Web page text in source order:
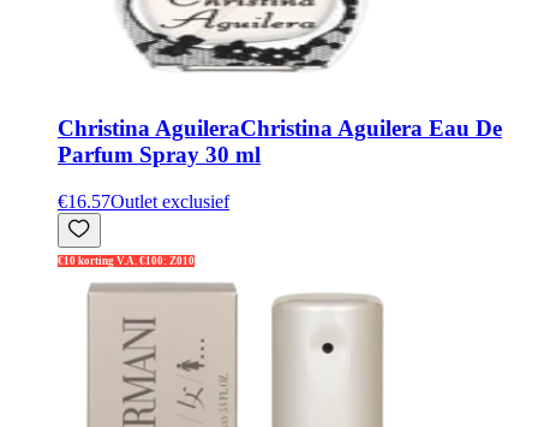
Christina AguileraChristina Aguilera Eau De
Parfum Spray 30 ml
€16.57Outlet exclusief
€10 korting V.A. €100: Z010